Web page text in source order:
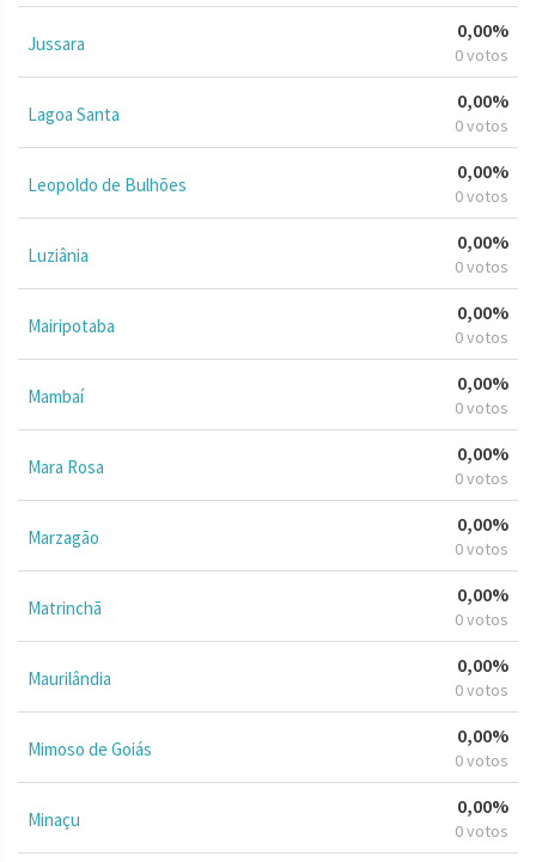
Jussara
0,00%
0 votos
Lagoa Santa
0,00%
0 votos
Leopoldo de Bulhões
0,00%
0 votos
Luziânia
0,00%
0 votos
Mairipotaba
0,00%
0 votos
Mambaí
0,00%
0 votos
Mara Rosa
0,00%
0 votos
Marzagão
0,00%
0 votos
Matrinchã
0,00%
0 votos
Maurilândia
0,00%
0 votos
Mimoso de Goiás
0,00%
0 votos
Minaçu
0,00%
0 votos